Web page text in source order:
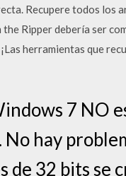
Recupere todos los
Ripper debería ser
herramientas que
7 NO
No hay
de 32 bits se